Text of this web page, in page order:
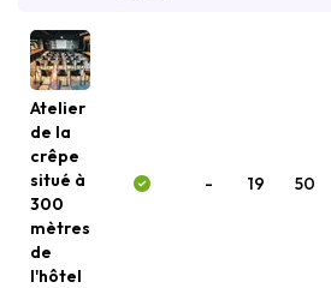
Atelier
de la
crêpe
situé à
300
mètres
de
l'hôtel
- 19 50